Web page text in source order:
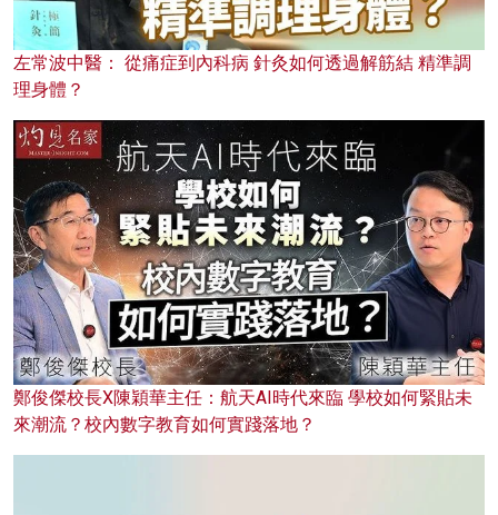
左常波中醫： 從痛症到內科病 針灸如何透過解筋結 精準調
理身體？
鄭俊傑校長X陳穎華主任：航天AI時代來臨 學校如何緊貼未
來潮流？校內數字教育如何實踐落地？